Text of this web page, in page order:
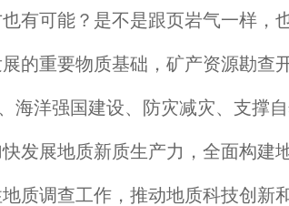
可能？是不是跟页岩气一样，
重要物质基础，矿产资源勘查
海洋强国建设、防灾减灾、支撑
发展地质新质生产力，全面构建
质调查工作，推动地质科技创新